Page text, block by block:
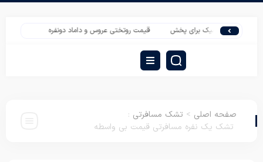
شیک برای پخش قیمت روتختی عروس و داماد دونفره خرید تشک ویستر
صفحه اصلی > تشک مسافرتی :
تشک یک نفره مسافرتی قیمت بی واسطه